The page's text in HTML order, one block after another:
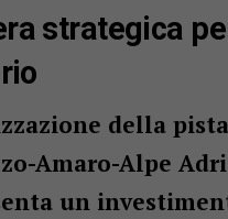
strategica
della
Amaro-Alpe
un